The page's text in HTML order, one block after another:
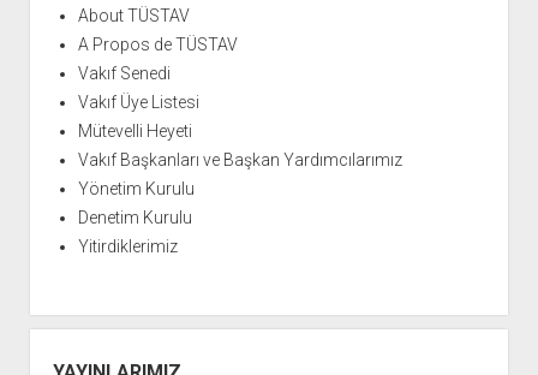
About TÜSTAV
A Propos de TÜSTAV
Vakıf Senedi
Vakıf Üye Listesi
Mütevelli Heyeti
Vakıf Başkanları ve Başkan Yardımcılarımız
Yönetim Kurulu
Denetim Kurulu
Yitirdiklerimiz